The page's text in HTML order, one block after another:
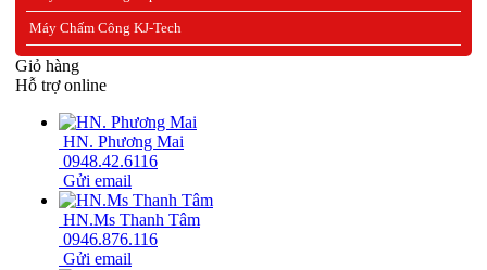
Máy Chấm Công KJ-Tech
Giỏ hàng
Hỗ trợ online
HN. Phương Mai
0948.42.6116
Gửi email
HN.Ms Thanh Tâm
0946.876.116
Gửi email